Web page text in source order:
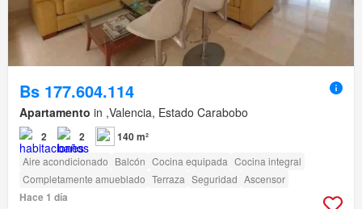
Bs 177.604.114
Apartamento in ,Valencia, Estado Carabobo
2 2 140 m²
Aire acondicionado Balcón Cocina equipada Cocina integral
Completamente amueblado Terraza Seguridad Ascensor
Hace 1 día